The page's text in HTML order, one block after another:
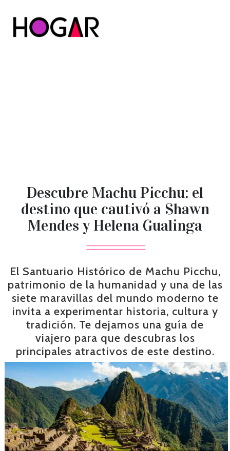
Descubre Machu Picchu: el
destino que cautivó a Shawn
Mendes y Helena Gualinga
El Santuario Histórico de Machu Picchu,
patrimonio de la humanidad y una de las
siete maravillas del mundo moderno te
invita a experimentar historia, cultura y
tradición. Te dejamos una guía de
viajero para que descubras los
principales atractivos de este destino.